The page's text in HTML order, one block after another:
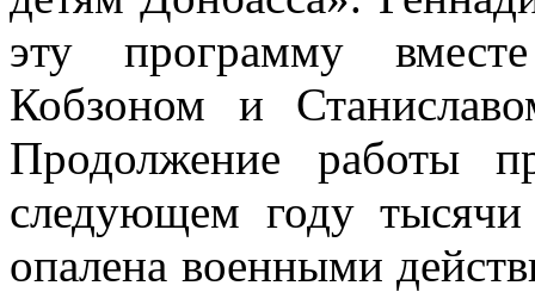
эту программу
Кобзоном и
Продолжение работы
следующем году
опалена военными